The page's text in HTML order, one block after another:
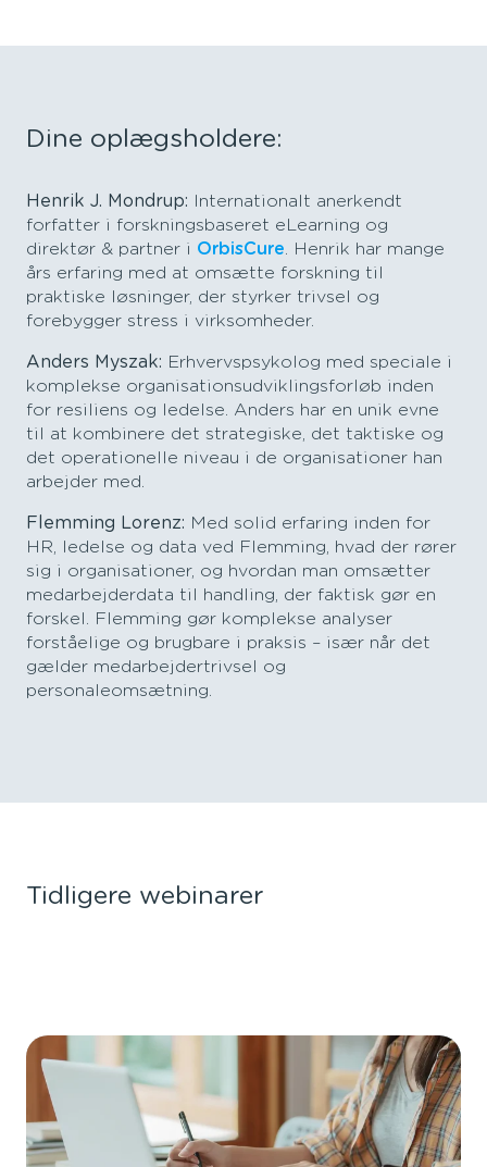
Dine oplægsholdere:
Henrik J. Mondrup: Internationalt anerkendt
forfatter i forskningsbaseret eLearning og
direktør & partner i OrbisCure . Henrik har mange
års erfaring med at omsætte forskning til
praktiske løsninger, der styrker trivsel og
forebygger stress i virksomheder.
Anders Myszak: Erhvervspsykolog med speciale i
komplekse organisationsudviklingsforløb inden
for resiliens og ledelse. Anders har en unik evne
til at kombinere det strategiske, det taktiske og
det operationelle niveau i de organisationer han
arbejder med.
Flemming Lorenz: Med solid erfaring inden for
HR, ledelse og data ved Flemming, hvad der rører
sig i organisationer, og hvordan man omsætter
medarbejderdata til handling, der faktisk gør en
forskel. Flemming gør komplekse analyser
forståelige og brugbare i praksis – især når det
gælder medarbejdertrivsel og
personaleomsætning.
Tidligere webinarer